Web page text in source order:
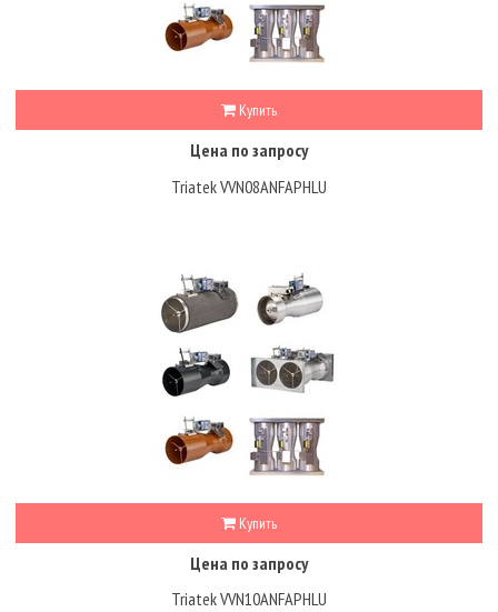
Купить
Цена по запросу
Triatek VVN08ANFAPHLU
Купить
Цена по запросу
Triatek VVN10ANFAPHLU